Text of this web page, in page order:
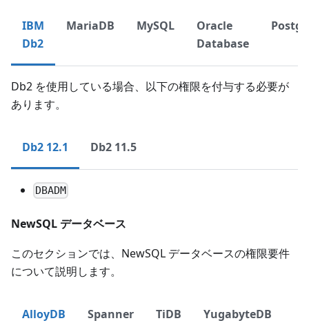
IBM
Db2
MariaDB MySQL
Oracle
Database
Db2 を使用している場合、以下の権限を付与する必要が
あります。
Db2 12.1 Db2 11.5
DBADM
NewSQL データベース
このセクションでは、NewSQL データベースの権限要件
について説明します。
AlloyDB Spanner TiDB YugabyteDB